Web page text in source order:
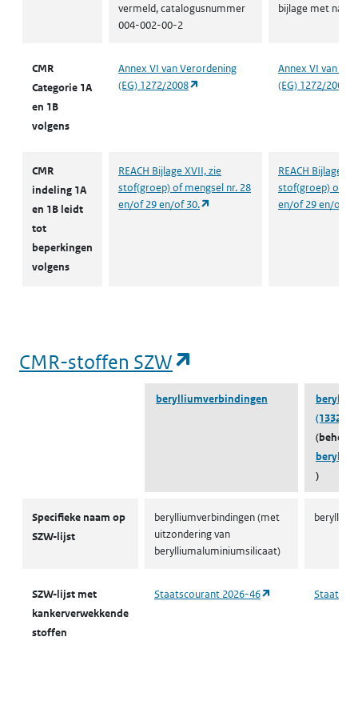
vermeld, catalogusnummer
004-002-00-2
bijlage met
CMR
Categorie 1A
en 1B
volgens
Annex VI van Verordening
(EG) 1272/2008
(opent in een nieuw tabblad)
Annex VI van
(EG) 1272/2008
CMR
indeling 1A
en 1B leidt
tot
beperkingen
volgens
REACH Bijlage XVII, zie
stof(groep) of mengsel nr. 28
en/of 29 en/of 30.
(opent in een nieuw tabblad)
REACH Bijlage
stof(groep) of
en/of 29 en/of
CMR-stoffen SZW
berylliumverbindingen
(13327-
)
Specifieke naam op
SZW-lijst
berylliumverbindingen (met
uitzondering van
berylliumaluminiumsilicaat)
SZW-lijst met
kankerverwekkende
stoffen
Staatscourant 2026-46 (opent in een